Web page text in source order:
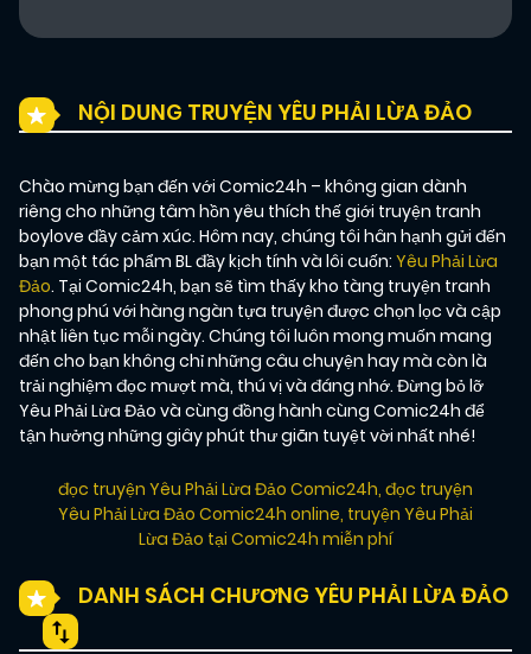
NỘI DUNG TRUYỆN YÊU PHẢI LỪA ĐẢO
Chào mừng bạn đến với Comic24h – không gian dành
riêng cho những tâm hồn yêu thích thế giới truyện tranh
boylove đầy cảm xúc. Hôm nay, chúng tôi hân hạnh gửi đến
bạn một tác phẩm BL đầy kịch tính và lôi cuốn: Yêu Phải Lừa
Đảo. Tại Comic24h, bạn sẽ tìm thấy kho tàng truyện tranh
phong phú với hàng ngàn tựa truyện được chọn lọc và cập
nhật liên tục mỗi ngày. Chúng tôi luôn mong muốn mang
đến cho bạn không chỉ những câu chuyện hay mà còn là
trải nghiệm đọc mượt mà, thú vị và đáng nhớ. Đừng bỏ lỡ
Yêu Phải Lừa Đảo và cùng đồng hành cùng Comic24h để
tận hưởng những giây phút thư giãn tuyệt vời nhất nhé!
đọc truyện Yêu Phải Lừa Đảo Comic24h, đọc truyện
Yêu Phải Lừa Đảo Comic24h online, truyện Yêu Phải
Lừa Đảo tại Comic24h miễn phí
DANH SÁCH CHƯƠNG YÊU PHẢI LỪA ĐẢO